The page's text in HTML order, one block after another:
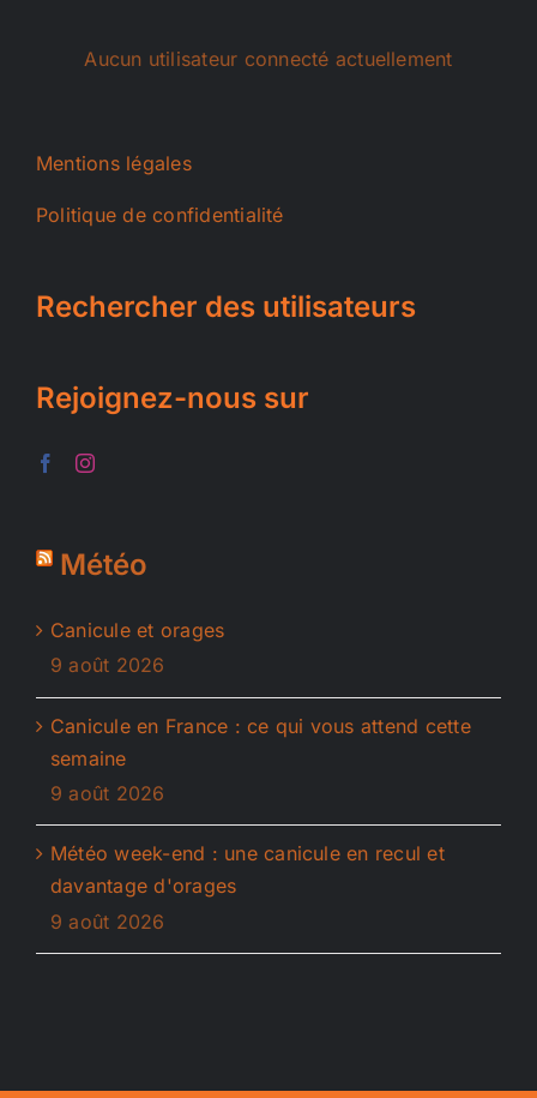
Aucun utilisateur connecté actuellement
Mentions légales
Politique de confidentialité
Rechercher des utilisateurs
Rejoignez-nous sur
Météo
Canicule et orages
9 août 2026
Canicule en France : ce qui vous attend cette
semaine
9 août 2026
Météo week-end : une canicule en recul et
davantage d'orages
9 août 2026